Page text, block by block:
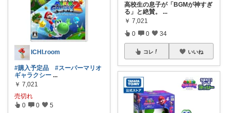
ICHI.room
#購入予定品
#スーパーマリオ
ギャラクシー ...
￥ 7,021
売切れ
0 0 5
高校生の息子が「BGMが神すぎ
る」と絶賛。
...
￥ 7,021
0 0 34
コレ いいね